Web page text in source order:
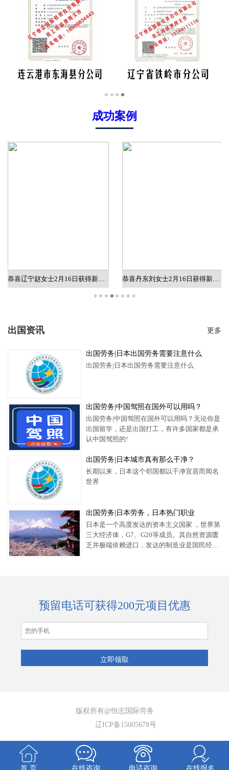
成功案例
恭喜辽宁赵女士2月16日获得新加坡质检工作批文 恭喜丹东刘女士2月16日获得新加坡销售工作批文
出国资讯 更多
出国劳务​|日本出国劳务需要注意什么
出国劳务​|日本出国劳务需要注意什么
出国劳务|中国驾照在国外可以用吗？
出国劳务|中国驾照在国外可以用吗？无论你是
出国留学，还是出国打工，有许多国家都是承
认中国驾照的!
出国劳务|日本城市真有那么干净？
长期以来，日本这个邻国都以干净宜居而闻名
世界
出国劳务|日本劳务，日本热门职业
日本是一个高度发达的资本主义国家 ，世界第
三大经济体，G7、G20等成员。其自然资源匮
乏并极端依赖进口，发达的制造业是国民经济
预留电话可获得200元项目优惠
版权所有@恒志国际劳务
辽ICP备15005678号
首 页 在线咨询 电话咨询 在线报名